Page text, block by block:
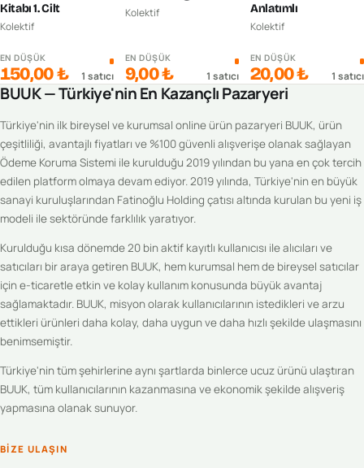
Kitabı 1. Cilt
Kolektif
EN DÜŞÜK
150,00 ₺ 1 satıcı
Kolektif
EN DÜŞÜK
9,00 ₺ 1 satıcı
Anlatımlı
Kolektif
EN DÜŞÜK
20,00 ₺ 1 satıcı
BUUK — Türkiye'nin En Kazançlı Pazaryeri
Türkiye'nin ilk bireysel ve kurumsal online ürün pazaryeri BUUK, ürün
çeşitliliği, avantajlı fiyatları ve %100 güvenli alışverişe olanak sağlayan
Ödeme Koruma Sistemi ile kurulduğu 2019 yılından bu yana en çok tercih
edilen platform olmaya devam ediyor. 2019 yılında, Türkiye'nin en büyük
sanayi kuruluşlarından Fatinoğlu Holding çatısı altında kurulan bu yeni iş
modeli ile sektöründe farklılık yaratıyor.
Kurulduğu kısa dönemde 20 bin aktif kayıtlı kullanıcısı ile alıcıları ve
satıcıları bir araya getiren BUUK, hem kurumsal hem de bireysel satıcılar
için e-ticaretle etkin ve kolay kullanım konusunda büyük avantaj
sağlamaktadır. BUUK, misyon olarak kullanıcılarının istedikleri ve arzu
ettikleri ürünleri daha kolay, daha uygun ve daha hızlı şekilde ulaşmasını
benimsemiştir.
Türkiye'nin tüm şehirlerine aynı şartlarda binlerce ucuz ürünü ulaştıran
BUUK, tüm kullanıcılarının kazanmasına ve ekonomik şekilde alışveriş
yapmasına olanak sunuyor.
BIZE ULAŞIN